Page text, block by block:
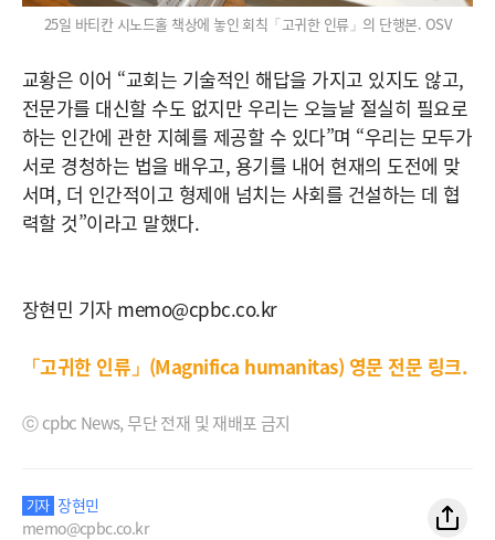
25일 바티칸 시노드홀 책상에 놓인 회칙「고귀한 인류」의 단행본. OSV
교황은 이어 “교회는 기술적인 해답을 가지고 있지도 않고,
전문가를 대신할 수도 없지만 우리는 오늘날 절실히 필요로
하는 인간에 관한 지혜를 제공할 수 있다”며 “우리는 모두가
서로 경청하는 법을 배우고, 용기를 내어 현재의 도전에 맞
서며, 더 인간적이고 형제애 넘치는 사회를 건설하는 데 협
력할 것”이라고 말했다.
장현민 기자 memo@cpbc.co.kr
「고귀한 인류」(Magnifica humanitas) 영문 전문 링크.
ⓒ cpbc News, 무단 전재 및 재배포 금지
기자 장현민
memo@cpbc.co.kr